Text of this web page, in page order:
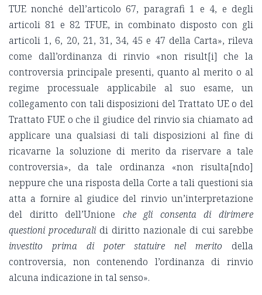
TUE nonché dell’articolo 67, paragrafi 1 e 4, e degli
articoli 81 e 82 TFUE, in combinato disposto con gli
articoli 1, 6, 20, 21, 31, 34, 45 e 47 della Carta», rileva
come dall’ordinanza di rinvio «non risult[i] che la
controversia principale presenti, quanto al merito o al
regime processuale applicabile al suo esame, un
collegamento con tali disposizioni del Trattato UE o del
Trattato FUE o che il giudice del rinvio sia chiamato ad
applicare una qualsiasi di tali disposizioni al fine di
ricavarne la soluzione di merito da riservare a tale
controversia», da tale ordinanza «non risulta[ndo]
neppure che una risposta della Corte a tali questioni sia
atta a fornire al giudice del rinvio un’interpretazione
del diritto dell’Unione che gli consenta di dirimere
questioni procedurali di diritto nazionale di cui sarebbe
investito prima di poter statuire nel merito della
controversia, non contenendo l’ordinanza di rinvio
alcuna indicazione in tal senso».